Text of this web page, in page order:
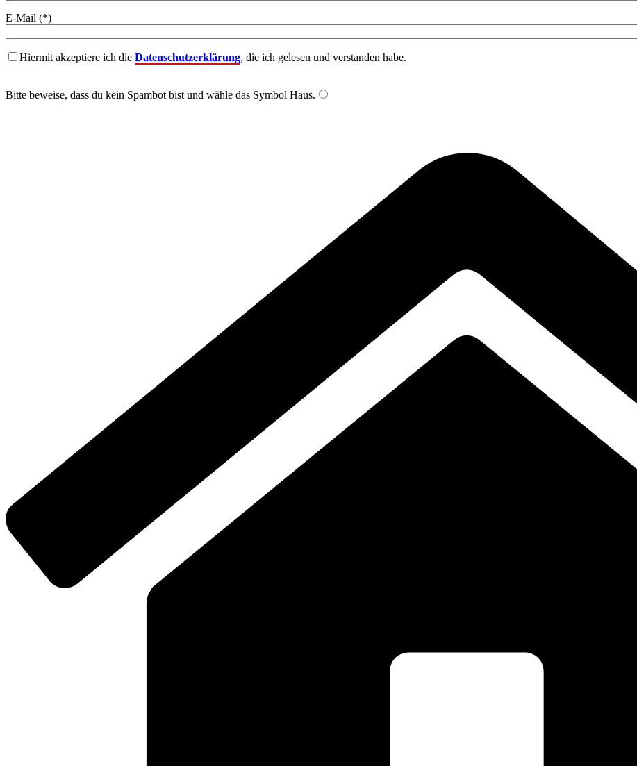
E-Mail (*)
Hiermit akzeptiere ich die Datenschutzerklärung, die ich gelesen und verstanden habe.
Bitte beweise, dass du kein Spambot bist und wähle das Symbol Haus.